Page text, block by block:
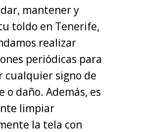
mantener y
toldo en Tenerife,
realizar
periódicas para
cualquier signo de
o daño. Además, es
limpiar
la tela con